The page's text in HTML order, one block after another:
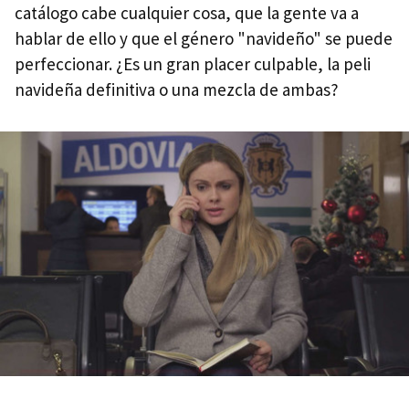
catálogo cabe cualquier cosa, que la gente va a
hablar de ello y que el género "navideño" se puede
perfeccionar. ¿Es un gran placer culpable, la peli
navideña definitiva o una mezcla de ambas?